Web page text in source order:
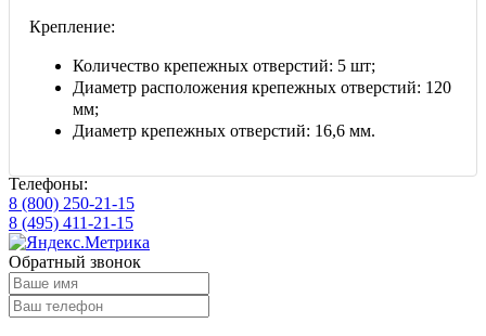
Крепление:
Количество крепежных отверстий: 5 шт;
Диаметр расположения крепежных отверстий: 120
мм;
Диаметр крепежных отверстий: 16,6 мм.
Вт: 10:00-20:00
Чт: 10:00-20:00
Пт: 10:00-20:00
Сб: 10:00-18:00
Вс: Выходной
Телефоны:
8 (800) 250-21-15
8 (495) 411-21-15
Обратный звонок